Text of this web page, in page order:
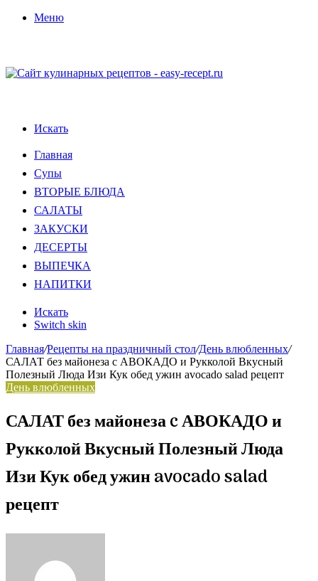
Меню
Искать
Главная
Супы
ВТОРЫЕ БЛЮДА
САЛАТЫ
ЗАКУСКИ
ДЕСЕРТЫ
ВЫПЕЧКА
НАПИТКИ
Искать
Switch skin
Главная/Рецепты на праздничный стол/День влюбленных/
САЛАТ без майонеза c АВОКАДО и Рукколой Вкусный
Полезный Люда Изи Кук обед ужин avocado salad рецепт
День влюбленных
САЛАТ без майонеза c АВОКАДО и
Рукколой Вкусный Полезный Люда
Изи Кук обед ужин avocado salad
рецепт